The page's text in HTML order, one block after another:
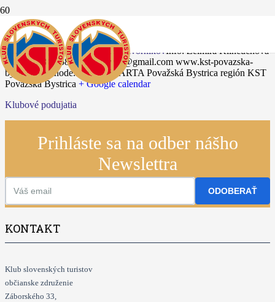
15.02.2025
46. Zimný prechod hrebeňom JavorníkovInfo: Želmíra Klinčúchová
+421902885758 klincuchovaz@gmail.com www.kst-povazska-
bystrica.webnode.sk KST SPARTA Považská Bystrica región KST
Považská Bystrica + Google calendar
Klubové podujatia
Prihláste sa na odber nášho
Newslettra
ODOBERAŤ
KONTAKT
Klub slovenských turistov
občianske združenie
Záborského 33,